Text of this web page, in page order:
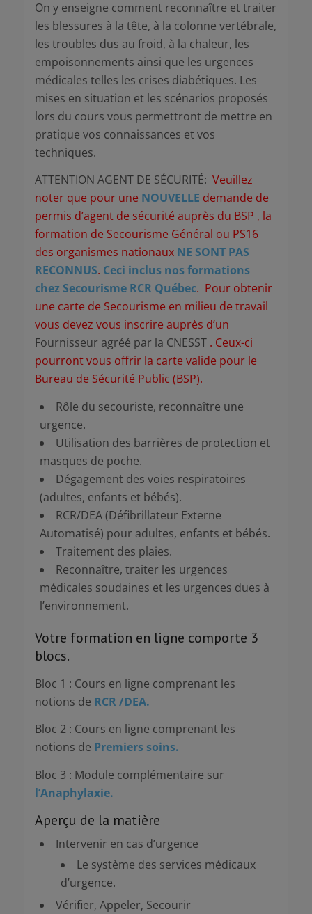
On y enseigne comment reconnaître et traiter
les blessures à la tête, à la colonne vertébrale,
les troubles dus au froid, à la chaleur, les
empoisonnements ainsi que les urgences
médicales telles les crises diabétiques. Les
mises en situation et les scénarios proposés
lors du cours vous permettront de mettre en
pratique vos connaissances et vos
techniques.
ATTENTION AGENT DE SÉCURITÉ: Veuillez
noter que pour une NOUVELLE demande de
permis d’agent de sécurité auprès du BSP , la
formation de Secourisme Général ou PS16
des organismes nationaux NE SONT PAS
RECONNUS. Ceci inclus nos formations
chez Secourisme RCR Québec. Pour obtenir
une carte de Secourisme en milieu de travail
vous devez vous inscrire auprès d’un
Fournisseur agréé par la CNESST . Ceux-ci
pourront vous offrir la carte valide pour le
Bureau de Sécurité Public (BSP).
Rôle du secouriste, reconnaître une
urgence.
Utilisation des barrières de protection et
masques de poche.
Dégagement des voies respiratoires
(adultes, enfants et bébés).
RCR/DEA (Défibrillateur Externe
Automatisé) pour adultes, enfants et bébés.
Traitement des plaies.
Reconnaître, traiter les urgences
médicales soudaines et les urgences dues à
l’environnement.
Votre formation en ligne comporte 3
blocs.
Bloc 1 : Cours en ligne comprenant les
notions de RCR /DEA.
Bloc 2 : Cours en ligne comprenant les
notions de Premiers soins.
Bloc 3 : Module complémentaire sur
l’Anaphylaxie.
Aperçu de la matière
Intervenir en cas d’urgence
Le système des services médicaux
d’urgence.
Vérifier, Appeler, Secourir